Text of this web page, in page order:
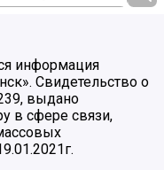
информация
Свидетельство о
выдано
в сфере связи,